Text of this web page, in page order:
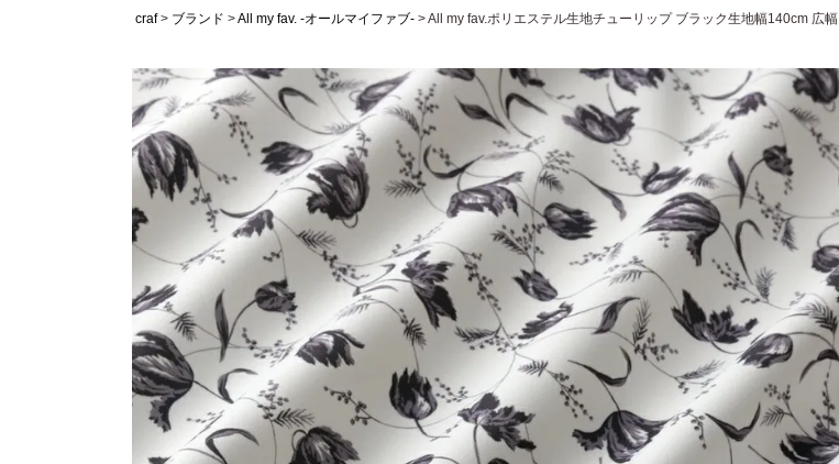
craf
ブランド All my fav. -オールマイファブ- All my fav.ポリエステル生地チューリップ ブラック生地幅140cm 広幅